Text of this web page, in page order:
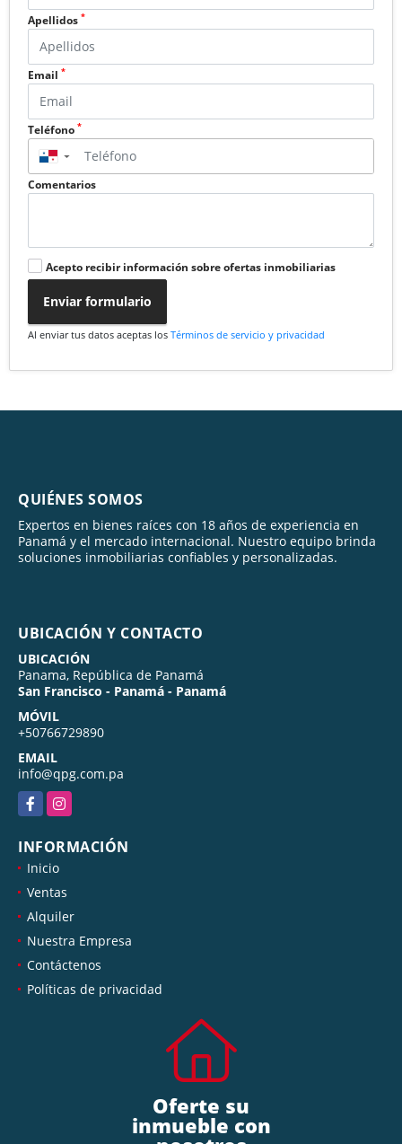
Apellidos *
Email *
Teléfono *
▼
Comentarios
Acepto recibir información sobre ofertas inmobiliarias
Enviar formulario
Al enviar tus datos aceptas los Términos de servicio y privacidad
QUIÉNES SOMOS
Expertos en bienes raíces con 18 años de experiencia en
Panamá y el mercado internacional. Nuestro equipo brinda
soluciones inmobiliarias confiables y personalizadas.
UBICACIÓN Y CONTACTO
UBICACIÓN
Panama, República de Panamá
San Francisco - Panamá - Panamá
MÓVIL
+50766729890
EMAIL
info@qpg.com.pa
FacebookInstagram
INFORMACIÓN
Inicio
Ventas
Alquiler
Nuestra Empresa
Contáctenos
Políticas de privacidad
Oferte su
inmueble con